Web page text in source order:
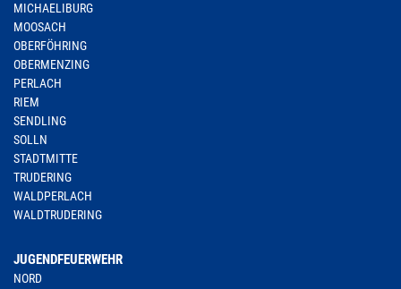
MICHAELIBURG
MOOSACH
OBERFÖHRING
OBERMENZING
PERLACH
RIEM
SENDLING
SOLLN
STADTMITTE
TRUDERING
WALDPERLACH
WALDTRUDERING
JUGENDFEUERWEHR
NORD